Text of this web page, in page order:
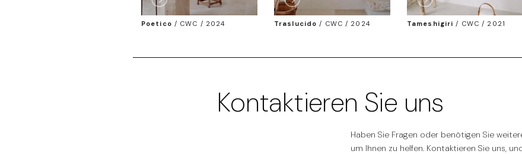
Poetico / CWC / 2024 Traslucido / CWC / 2024 Tameshigiri / CWC / 2021
Kontaktieren Sie uns
Haben Sie Fragen oder benötigen Sie
um Ihnen zu helfen. Kontaktieren Sie uns,